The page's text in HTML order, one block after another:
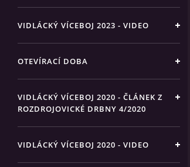
VIDLÁCKÝ VÍCEBOJ 2023 - VIDEO
OTEVÍRACÍ DOBA
VIDLÁCKÝ VÍCEBOJ 2020 - ČLÁNEK Z
ROZDROJOVICKÉ DRBNY 4/2020
VIDLÁCKÝ VÍCEBOJ 2020 - VIDEO